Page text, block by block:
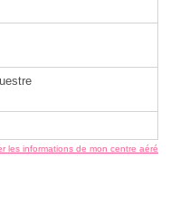
les informations de mon centre aéré